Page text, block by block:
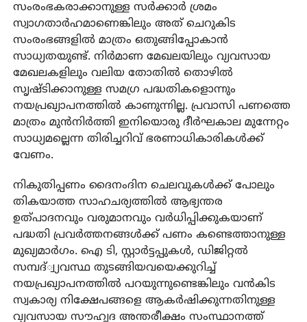
സംരംഭകരാക്കാനുള്ള സര്‍ക്കാര്‍ ശ്രമം
സ്വാഗതാര്‍ഹമാണെങ്കിലും അത് ചെറുകിട
സംരംഭങ്ങളില്‍ മാത്രം ഒതുങ്ങിപ്പോകാന്‍
സാധ്യതയുണ്ട്. നിര്‍മാണ മേഖലയിലും വ്യവസായ
മേഖലകളിലും വലിയ തോതില്‍ തൊഴില്‍
സൃഷ്ടിക്കാനുള്ള സമഗ്ര പദ്ധതികളൊന്നും
നയപ്രഖ്യാപനത്തില്‍ കാണുന്നില്ല. പ്രവാസി പണത്തെ
മാത്രം മുന്‍നിര്‍ത്തി ഇനിയൊരു ദീര്‍ഘകാല മുന്നേറ്റം
സാധ്യമല്ലെന്ന തിരിച്ചറിവ് ഭരണാധികാരികള്‍ക്ക്
വേണം.
നികുതിപ്പണം ദൈനംദിന ചെലവുകള്‍ക്ക് പോലും
തികയാത്ത സാഹചര്യത്തില്‍ ആഭ്യന്തര
ഉത്പാദനവും വരുമാനവും വര്‍ധിപ്പിക്കുകയാണ്
പദ്ധതി പ്രവര്‍ത്തനങ്ങള്‍ക്ക് പണം കണ്ടെത്താനുള്ള
മുഖ്യമാര്‍ഗം. ഐ ടി, സ്റ്റാര്‍ട്ടപ്പുകള്‍, ഡിജിറ്റല്‍
സമ്പദ്്വ്യവസ്ഥ തുടങ്ങിയവയെക്കുറിച്ച്
നയപ്രഖ്യാപനത്തില്‍ പറയുന്നുണ്ടെങ്കിലും വന്‍കിട
സ്വകാര്യ നിക്ഷേപങ്ങളെ ആകര്‍ഷിക്കുന്നതിനുള്ള
വ്യവസായ സൗഹൃദ അന്തരീക്ഷം സംസ്ഥാനത്ത്